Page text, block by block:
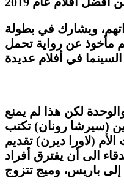
ويشارك في بطولة
مأخوذ عن رواية تحمل
في أفلام عديدة
لكن هذا لم يمنع
(سيرشا رونان) تكتب
(لاورا ديرن) تقديم
الى أن يفترق أفراد
باريس، وميج تتزوج